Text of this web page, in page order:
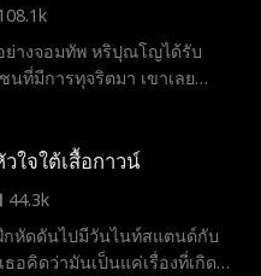
างลึกลับ เธอจึงต้องเผชิญหน้า
พรึงของไรอัน และตัดสินใจ
งเธอจะเลือกความรัก...หรือ
ย่างจอมทัพ หริปุณโญได้รับ
นที่มีการทุจริตมา เขาเลย
ค์กรอาชญากรรม จอมทัพ
จ้าของคุกนี้ตัวจริง... หรือไม่ก็
คุกหนีไป ขณะเดียวกัน เขายัง
สุทธิ์ที่ตกอยู่ในอันตราย รวมถึง
ใจใต้เสื้อกาวน์
44.3k
กหัดดันไปมีวันไนท์สแตนด์กับ
อคิดว่ามันเป็นแค่เรื่องที่เกิด